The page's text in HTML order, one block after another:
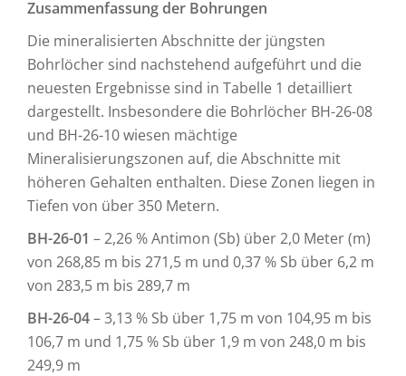
Zusammenfassung der Bohrungen
Die mineralisierten Abschnitte der jüngsten
Bohrlöcher sind nachstehend aufgeführt und die
neuesten Ergebnisse sind in Tabelle 1 detailliert
dargestellt. Insbesondere die Bohrlöcher BH-26-08
und BH-26-10 wiesen mächtige
Mineralisierungszonen auf, die Abschnitte mit
höheren Gehalten enthalten. Diese Zonen liegen in
Tiefen von über 350 Metern.
BH-26-01 – 2,26 % Antimon (Sb) über 2,0 Meter (m)
von 268,85 m bis 271,5 m und 0,37 % Sb über 6,2 m
von 283,5 m bis 289,7 m
BH-26-04– 3,13 % Sb über 1,75 m von 104,95 m bis
106,7 m und 1,75 % Sb über 1,9 m von 248,0 m bis
249,9 m